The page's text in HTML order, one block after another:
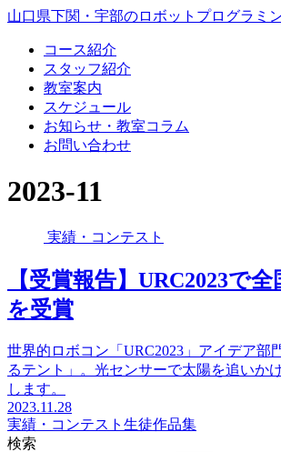
山口県下関・宇部のロボットプログラミ
コース紹介
スタッフ紹介
教室案内
スケジュール
お知らせ・教室コラム
お問い合わせ
2023-11
実績・コンテスト
【受賞報告】URC2023で
を受賞
世界的ロボコン「URC2023」アイデア部
るテント」。光センサーで太陽を追いか
します。
2023.11.28
実績・コンテスト 生徒作品集
検索